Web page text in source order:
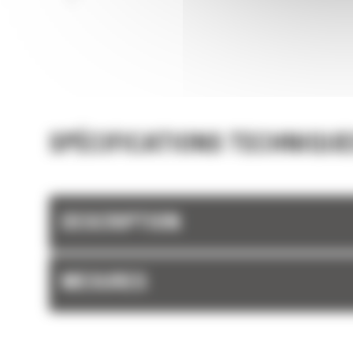
SPÉCIFICATIONS
DESCRIPTION
MESURES